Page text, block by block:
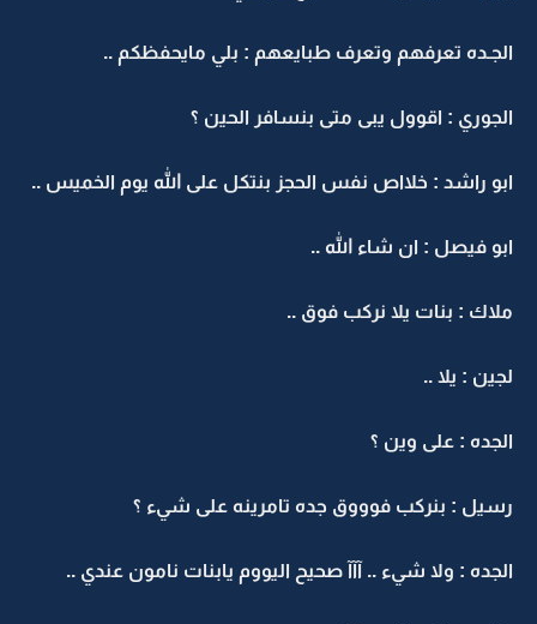
الجـده تعرفهم وتعرف طبايعهم : بلي مايحفظكم ..
الجوري : اقوول يبى متى بنسافر الحين ؟
ابو راشد : خلااص نفس الحجز بنتكل على الله يوم الخميس ..
ابو فيصل : ان شاء الله ..
ملاك : بنات يلا نركب فوق ..
لجين : يلا ..
الجده : على وين ؟
رسيل : بنركب فوووق جده تامرينه على شيء ؟
الجده : ولا شيء .. آآآ صحيح اليووم يابنات نامون عندي ..